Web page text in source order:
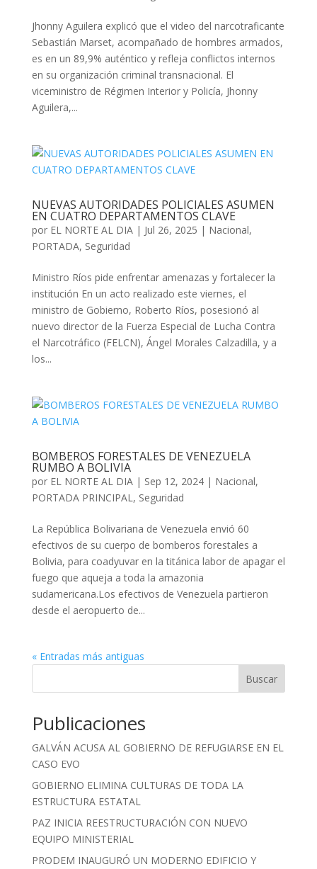
Jhonny Aguilera explicó que el video del narcotraficante
Sebastián Marset, acompañado de hombres armados,
es en un 89,9% auténtico y refleja conflictos internos
en su organización criminal transnacional. El
viceministro de Régimen Interior y Policía, Jhonny
Aguilera,...
NUEVAS AUTORIDADES POLICIALES ASUMEN
EN CUATRO DEPARTAMENTOS CLAVE
por EL NORTE AL DIA| Jul 26, 2025 | Nacional,
PORTADA, Seguridad
Ministro Ríos pide enfrentar amenazas y fortalecer la
institución En un acto realizado este viernes, el
ministro de Gobierno, Roberto Ríos, posesionó al
nuevo director de la Fuerza Especial de Lucha Contra
el Narcotráfico (FELCN), Ángel Morales Calzadilla, y a
los...
BOMBEROS FORESTALES DE VENEZUELA
RUMBO A BOLIVIA
por EL NORTE AL DIA| Sep 12, 2024| Nacional,
PORTADA PRINCIPAL, Seguridad
La República Bolivariana de Venezuela envió 60
efectivos de su cuerpo de bomberos forestales a
Bolivia, para coadyuvar en la titánica labor de apagar el
fuego que aqueja a toda la amazonia
sudamericana.Los efectivos de Venezuela partieron
desde el aeropuerto de...
« Entradas más antiguas
Buscar
Publicaciones
GALVÁN ACUSA AL GOBIERNO DE REFUGIARSE EN EL
CASO EVO
GOBIERNO ELIMINA CULTURAS DE TODA LA
ESTRUCTURA ESTATAL
PAZ INICIA REESTRUCTURACIÓN CON NUEVO
EQUIPO MINISTERIAL
PRODEM INAUGURÓ UN MODERNO EDIFICIO Y